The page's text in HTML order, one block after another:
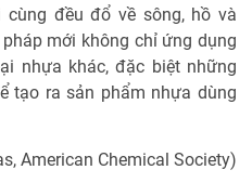
đều đổ về sông, hồ và
mới không chỉ ứng dụng
nhựa khác, đặc biệt những
tạo ra sản phẩm nhựa dùng
American Chemical Society)